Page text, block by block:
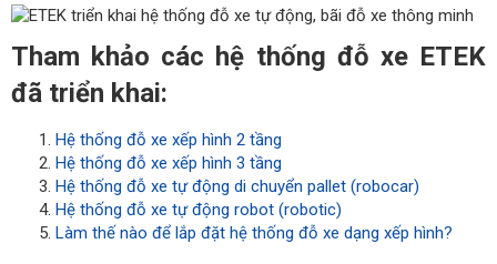
Tham khảo các hệ thống đỗ xe ETEK
đã triển khai:
Hệ thống đỗ xe xếp hình 2 tầng
Hệ thống đỗ xe xếp hình 3 tầng
Hệ thống đỗ xe tự động di chuyển pallet (robocar)
Hệ thống đỗ xe tự động robot (robotic)
Làm thế nào để lắp đặt hệ thống đỗ xe dạng xếp hình?